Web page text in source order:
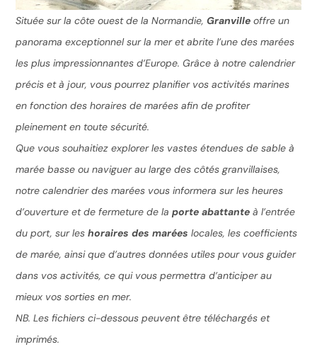
Située sur la côte ouest de la Normandie, Granville offre un
panorama exceptionnel sur la mer et abrite l’une des marées
les plus impressionnantes d’Europe. Grâce à notre calendrier
précis et à jour, vous pourrez planifier vos activités marines
en fonction des horaires de marées afin de profiter
pleinement en toute sécurité.
Que vous souhaitiez explorer les vastes étendues de sable à
marée basse ou naviguer au large des côtés granvillaises,
notre calendrier des marées vous informera sur les heures
d’ouverture et de fermeture de laporte abattante à l’entrée
du port, sur leshoraires des marées locales, les coefficients
de marée, ainsi que d’autres données utiles pour vous guider
dans vos activités, ce qui vous permettra d’anticiper au
mieux vos sorties en mer.
NB. Les fichiers ci-dessous peuvent être téléchargés et
imprimés.